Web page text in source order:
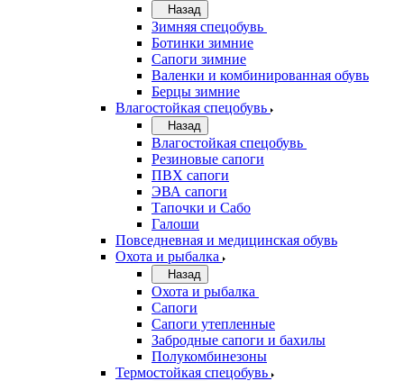
Назад
Зимняя спецобувь
Ботинки зимние
Сапоги зимние
Валенки и комбинированная обувь
Берцы зимние
Влагостойкая спецобувь
Назад
Влагостойкая спецобувь
Резиновые сапоги
ПВХ сапоги
ЭВА сапоги
Тапочки и Сабо
Галоши
Повседневная и медицинская обувь
Охота и рыбалка
Назад
Охота и рыбалка
Сапоги
Сапоги утепленные
Забродные сапоги и бахилы
Полукомбинезоны
Термостойкая спецобувь